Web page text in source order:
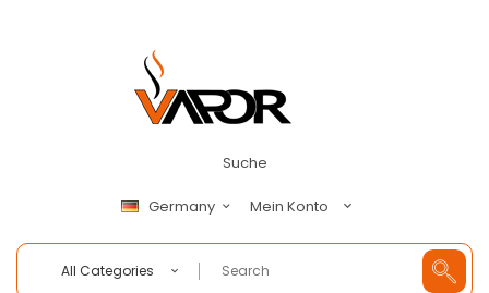
Suche
Germany Mein Konto
All Categories